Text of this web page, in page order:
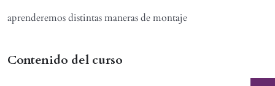
aprenderemos distintas maneras de montaje
Contenido del curso